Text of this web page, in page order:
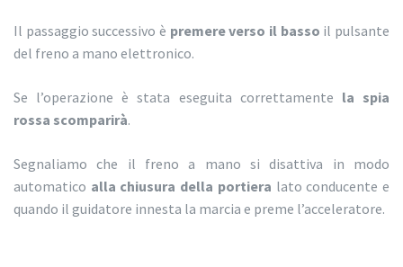
Il passaggio successivo è premere verso il basso il pulsante
del freno a mano elettronico.
Se l’operazione è stata eseguita correttamente la spia
rossa scomparirà.
Segnaliamo che il freno a mano si disattiva in modo
automatico alla chiusura della portiera lato conducente e
quando il guidatore innesta la marcia e preme l’acceleratore.